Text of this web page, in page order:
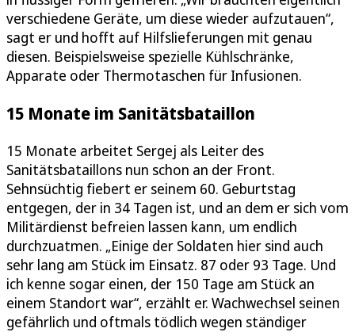
verschiedene Geräte, um diese wieder aufzutauen“,
sagt er und hofft auf Hilfslieferungen mit genau
diesen. Beispielsweise spezielle Kühlschränke,
Apparate oder Thermotaschen für Infusionen.
15 Monate im Sanitätsbataillon
15 Monate arbeitet Sergej als Leiter des
Sanitätsbataillons nun schon an der Front.
Sehnsüchtig fiebert er seinem 60. Geburtstag
entgegen, der in 34 Tagen ist, und an dem er sich vom
Militärdienst befreien lassen kann, um endlich
durchzuatmen. „Einige der Soldaten hier sind auch
sehr lang am Stück im Einsatz. 87 oder 93 Tage. Und
ich kenne sogar einen, der 150 Tage am Stück an
einem Standort war“, erzählt er. Wachwechsel seinen
gefährlich und oftmals tödlich wegen ständiger